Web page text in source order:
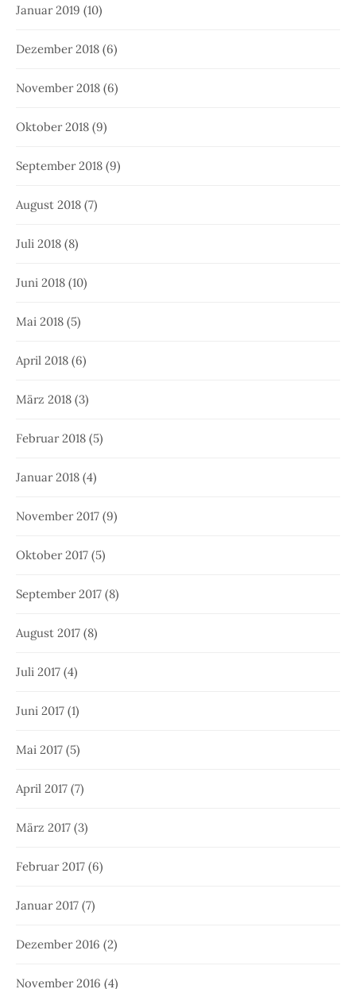
Januar 2019 (10)
Dezember 2018 (6)
November 2018 (6)
Oktober 2018 (9)
September 2018 (9)
August 2018 (7)
Juli 2018 (8)
Juni 2018 (10)
Mai 2018 (5)
April 2018 (6)
März 2018 (3)
Februar 2018 (5)
Januar 2018 (4)
November 2017 (9)
Oktober 2017 (5)
September 2017 (8)
August 2017 (8)
Juli 2017 (4)
Juni 2017 (1)
Mai 2017 (5)
April 2017 (7)
März 2017 (3)
Februar 2017 (6)
Januar 2017 (7)
Dezember 2016 (2)
November 2016 (4)